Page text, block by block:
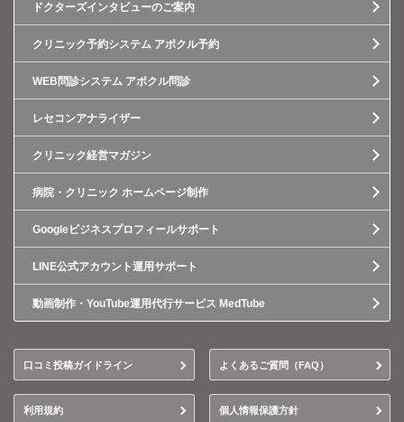
ドクターズインタビューのご案内
クリニック予約システム アポクル予約
WEB問診システム アポクル問診
レセコンアナライザー
クリニック経営マガジン
病院・クリニック ホームページ制作
Googleビジネスプロフィールサポート
LINE公式アカウント運用サポート
動画制作・YouTube運用代行サービス MedTube
口コミ投稿ガイドライン よくあるご質問（FAQ）
利用規約 個人情報保護方針